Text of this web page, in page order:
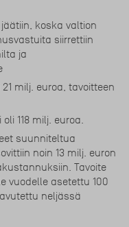
koska valtion
siirrettiin
ja
milj. euroa, tavoitteen
118 milj. euroa.
suunniteltua
noin 13 milj. euron
Tavoite
vuodelle asetettu 100
neljässä